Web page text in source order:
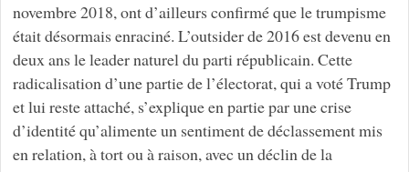
novembre 2018, ont d’ailleurs confirmé que le trumpisme
était désormais enraciné. L’outsider de 2016 est devenu en
deux ans le leader naturel du parti républicain. Cette
radicalisation d’une partie de l’électorat, qui a voté Trump
et lui reste attaché, s’explique en partie par une crise
d’identité qu’alimente un sentiment de déclassement mis
en relation, à tort ou à raison, avec un déclin de la